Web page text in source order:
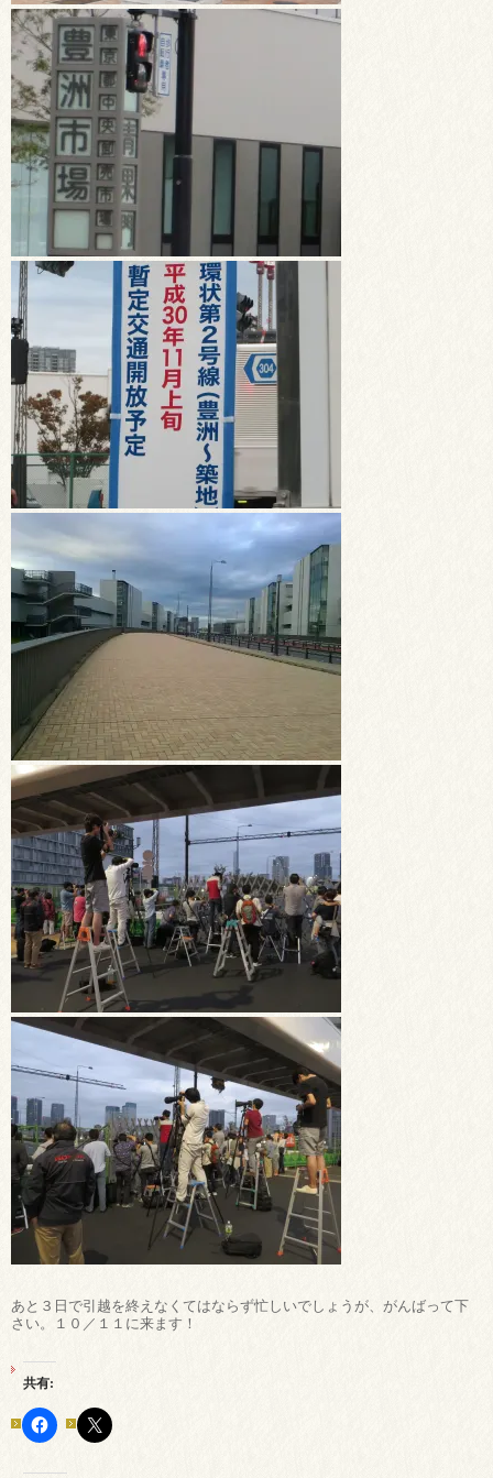
あと３日で引越を終えなくてはならず忙しいでしょうが、がんばって下
さい。１０／１１に来ます！
共有: